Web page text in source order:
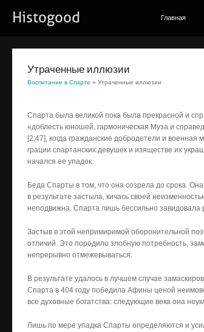
Histogood Главная
Утраченные иллюзии
Воспитание в Спарте » Утраченные иллюзии
Спарта была великой пока была прекрасной и
«доблесть юношей, гармоническая Муза и
[2;47], когда гражданские добродетели и
грации спартанских девушек и изяществе их
начался ее упадок.
Беда Спарты в том, что она созрела до срока.
в результате застыла, кичась своей
неподвижна. Спарта лишь бессильно завидовала
Застыв в этой непримиримой оборонительной
отличий. Это породило злобную потребность,
непрерывно отмежевываться.
В результате удалось в лучшем случае
Спарта в 404 году победила Афины ценой
все духовные богатства: следующие века она
Лишь по мере упадка Спарты определяются и